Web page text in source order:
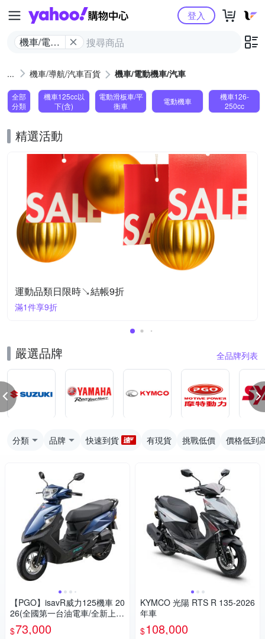
Yahoo購物中心
機車/電動
登入
機車/導航/汽車百貨 機車/電動機車/汽車
全部
分類
機車125cc以
下(含)
電動滑板車/平
衡車
電動機車
機車126-
250cc
精選活動
運動品類日限時↘結帳9折
滿1件享9折
嚴選品牌 全品牌列表
分類 品牌 快速到貨 有現貨 挑戰低價 價格低到
【PGO】isavR威力125機車 20
26(全國第一台油電車/全新上
市)
$73,000
KYMCO 光陽 RTS R 135-2026
年車
$108,000